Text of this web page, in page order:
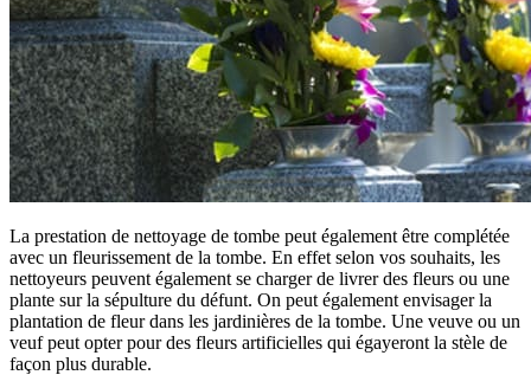
La prestation de nettoyage de tombe peut également être complétée
avec un fleurissement de la tombe. En effet selon vos souhaits, les
nettoyeurs peuvent également se charger de livrer des fleurs ou une
plante sur la sépulture du défunt. On peut également envisager la
plantation de fleur dans les jardinières de la tombe. Une veuve ou un
veuf peut opter pour des fleurs artificielles qui égayeront la stèle de
façon plus durable.